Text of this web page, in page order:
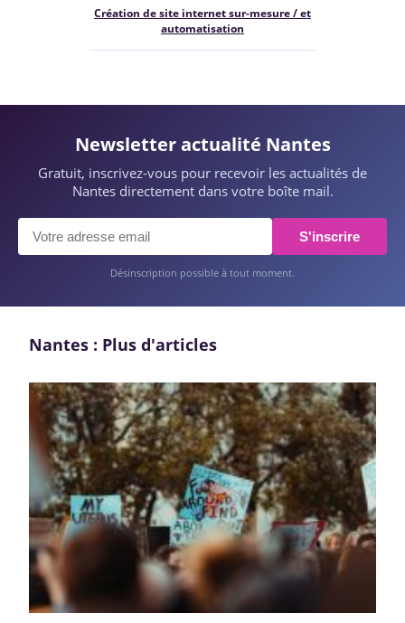
Création de site internet sur-mesure / et
automatisation
Newsletter actualité Nantes
Gratuit, inscrivez-vous pour recevoir les actualités de
Nantes directement dans votre boîte mail.
S'inscrire
Désinscription possible à tout moment.
Nantes : Plus d'articles